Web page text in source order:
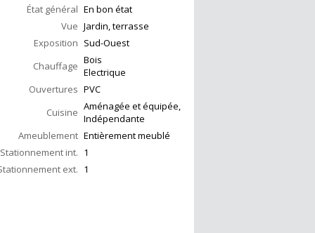
État général En bon état
Vue Jardin, terrasse
Exposition Sud-Ouest
Chauffage Bois
Electrique
Ouvertures PVC
Cuisine Aménagée et équipée,
Indépendante
Ameublement Entièrement meublé
Stationnement int. 1
ext. 1